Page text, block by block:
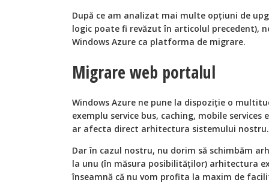
După ce am analizat mai multe opţiuni de
logic poate fi revăzut în articolul precedent),
Windows Azure ca platforma de migrare.
Migrare web portalul
Windows Azure ne pune la dispoziţie o
exemplu service bus, caching, mobile services
ar afecta direct arhitectura sistemului nostru.
Dar în cazul nostru, nu dorim să schimbăm
la unu (în măsura posibilităţilor) arhitectura
înseamnă că nu vom profita la maxim de